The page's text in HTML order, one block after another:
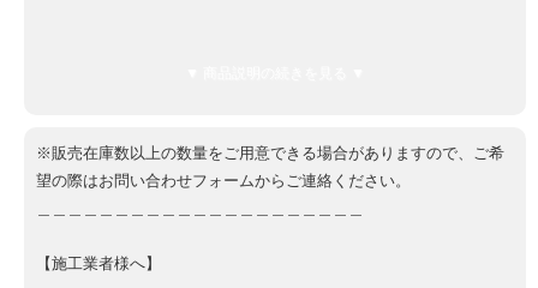
※販売在庫数以上の数量をご用意できる場合がありますので、ご希
望の際はお問い合わせフォームからご連絡ください。
【施工業者様へ】